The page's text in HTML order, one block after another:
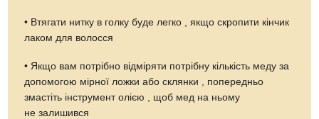
• Втягати нитку в голку буде легко , якщо скропити кінчик
лаком для волосся
• Якщо вам потрібно відміряти потрібну кількість меду за
допомогою мірної ложки або склянки , попередньо
змастіть інструмент олією , щоб мед на ньому
не залишився